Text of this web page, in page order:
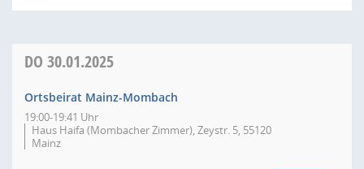
DO 30.01.2025
Ortsbeirat Mainz-Mombach
19:00-19:41 Uhr
Haus Haifa (Mombacher Zimmer), Zeystr. 5, 55120
Mainz